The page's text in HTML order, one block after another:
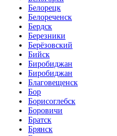
Белорецк
Белореченск
Бердск
Березники
Берёзовский
Бийск
Биробиджан
Биробиджан
Благовещенск
Бор
Борисоглебск
Боровичи
Братск
Брянск